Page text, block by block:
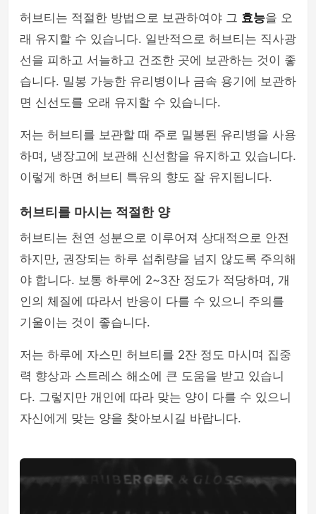
허브티는 적절한 방법으로 보관하여야 그 효능을 오
래 유지할 수 있습니다. 일반적으로 허브티는 직사광
선을 피하고 서늘하고 건조한 곳에 보관하는 것이 좋
습니다. 밀봉 가능한 유리병이나 금속 용기에 보관하
면 신선도를 오래 유지할 수 있습니다.
저는 허브티를 보관할 때 주로 밀봉된 유리병을 사용
하며, 냉장고에 보관해 신선함을 유지하고 있습니다.
이렇게 하면 허브티 특유의 향도 잘 유지됩니다.
허브티를 마시는 적절한 양
허브티는 천연 성분으로 이루어져 상대적으로 안전
하지만, 권장되는 하루 섭취량을 넘지 않도록 주의해
야 합니다. 보통 하루에 2~3잔 정도가 적당하며, 개
인의 체질에 따라서 반응이 다를 수 있으니 주의를
기울이는 것이 좋습니다.
저는 하루에 자스민 허브티를 2잔 정도 마시며 집중
력 향상과 스트레스 해소에 큰 도움을 받고 있습니
다. 그렇지만 개인에 따라 맞는 양이 다를 수 있으니
자신에게 맞는 양을 찾아보시길 바랍니다.